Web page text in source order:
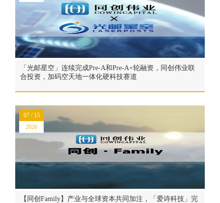
「光邮星空」连续完成Pre-A和Pre-A+轮融资，同创伟业联
合投资，加码空天地一体化硬科技赛道
【同创Family】产业与全球资本共同加注，「爱诗科技」完
07 / 15
2026